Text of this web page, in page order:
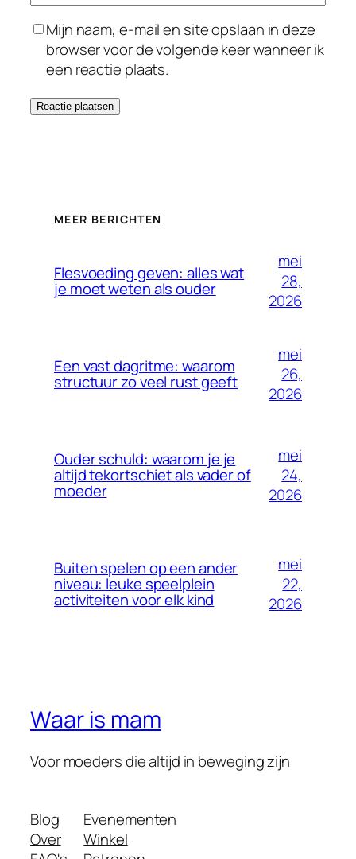
Mijn naam, e-mail en site opslaan in deze
browser voor de volgende keer wanneer ik
een reactie plaats.
MEER BERICHTEN
Flesvoeding geven: alles wat
je moet weten als ouder
mei
28,
2026
Een vast dagritme: waarom
structuur zo veel rust geeft
mei
26,
2026
Ouder schuld: waarom je je
altijd tekortschiet als vader of
moeder
mei
24,
2026
Buiten spelen op een ander
niveau: leuke speelplein
activiteiten voor elk kind
mei
22,
2026
Waar is mam
Voor moeders die altijd in beweging zijn
Blog
Over
Evenementen
Winkel